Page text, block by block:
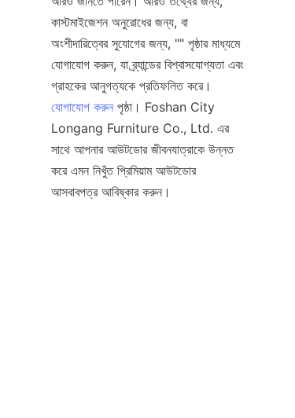
কাস্টমাইজেশন অনুরোধের জন্য, বা
অংশীদারিত্বের সুযোগের জন্য, "" পৃষ্ঠার মাধ্যমে
যোগাযোগ করুন, যা ব্র্যান্ডের বিশ্বাসযোগ্যতা এবং
যোগাযোগ করুন পৃষ্ঠা। Foshan City
Longang Furniture Co., Ltd. এর
সাথে আপনার আউটডোর জীবনযাত্রাকে উন্নত
করে এমন নিখুঁত প্রিমিয়াম আউটডোর